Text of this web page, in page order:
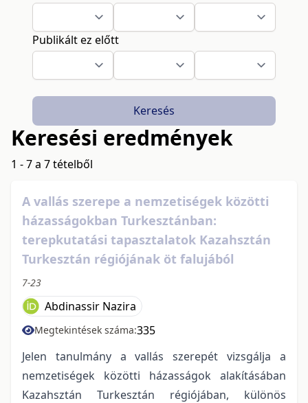
Publikált ez előtt
Keresés
Keresési eredmények
1 - 7 a 7 tételből
A vallás szerepe a nemzetiségek közötti
házasságokban Turkesztánban:
terepkutatási tapasztalatok Kazahsztán
Turkesztán régiójának öt falujából
7-23
Abdinassir Nazira
Megtekintések száma:335
Jelen tanulmány a vallás szerepét vizsgálja a
nemzetiségek közötti házasságok alakításában
Kazahsztán Turkesztán régiójában, különös